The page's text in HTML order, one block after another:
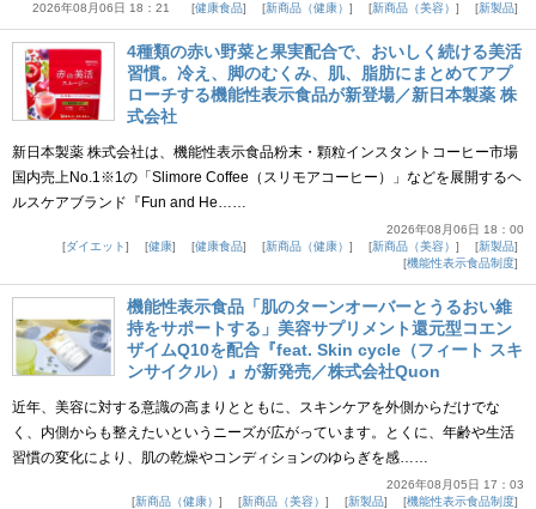
2026年08月06日 18：21 健康食品 新商品（健康） 新商品（美容） 新製品
4種類の赤い野菜と果実配合で、おいしく続ける美活
習慣。冷え、脚のむくみ、肌、脂肪にまとめてアプ
ローチする機能性表示食品が新登場／新日本製薬 株
式会社
新日本製薬 株式会社は、機能性表示食品粉末・顆粒インスタントコーヒー市場
国内売上No.1※1の「Slimore Coffee（スリモアコーヒー）」などを展開するヘ
ルスケアブランド『Fun and He……
2026年08月06日 18：00
ダイエット
健康 健康食品 新商品（健康） 新商品（美容）
新製品
機能性表示食品制度
機能性表示食品「肌のターンオーバーとうるおい維
持をサポートする」美容サプリメント還元型コエン
ザイムQ10を配合『feat. Skin cycle（フィート スキ
ンサイクル）』が新発売／株式会社Quon
近年、美容に対する意識の高まりとともに、スキンケアを外側からだけでな
く、内側からも整えたいというニーズが広がっています。とくに、年齢や生活
習慣の変化により、肌の乾燥やコンディションのゆらぎを感……
2026年08月05日 17：03
新商品（健康）
新商品（美容） 新製品 機能性表示食品制度